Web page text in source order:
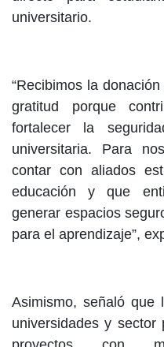
universitario.
“Recibimos la
gratitud porque
fortalecer la
universitaria. Para
contar con aliados
educación y que
generar espacios
para el aprendizaje”,
Asimismo, señaló que
universidades y sector